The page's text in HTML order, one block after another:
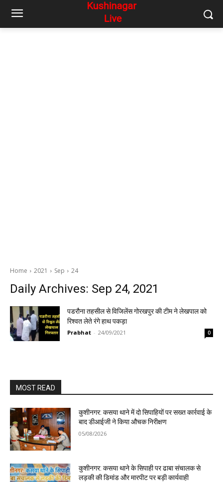
Home 2021 Sep 24
Daily Archives: Sep 24, 2021
पडरौना तहसील से विजिलेंस गोरखपुर की टीम ने लेखपाल को
रिश्वत लेते रंगे हाथ पकड़ा
Prabhat - 24/09/2021 0
MOST READ
कुशीनगर: कसया थाने में दो सिपाहियों पर सख्त कार्रवाई के
बाद डीआईजी ने किया औचक निरीक्षण
05/08/2026
कुशीनगर: कसया थाने के सिपाही पर ढाबा संचालक से
लड़की की डिमांड और मारपीट पर बड़ी कार्यवाही